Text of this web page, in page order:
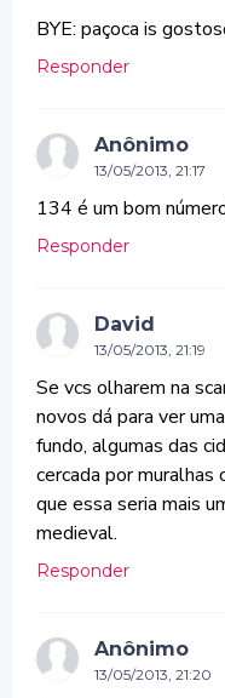
BYE: paçoca is
Responder
Anônimo
13/05/2013, 21:17
134 é um bom
Responder
David
13/05/2013, 21:19
Se vcs olharem na
novos dá para ver
fundo, algumas das
cercada por muralhas
que essa seria mais
medieval.
Responder
Anônimo
13/05/2013, 21:20